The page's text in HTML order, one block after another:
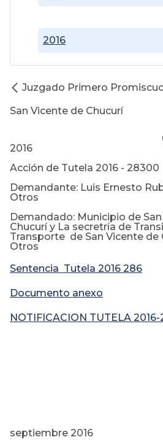
2016
Juzgado Primero
San Vicente de Chucurí
07 de
2016
Acción de Tutela 2016 - 28300
Demandante: Luis Ernesto
Otros
Demandado: Municipio de
Chucurí y La secretría de
Transporte de San Vicente de
Otros
Sentencia Tutela 2016 286
Documento anexo
NOTIFICACION TUTELA 2016-
26
septiembre 2016